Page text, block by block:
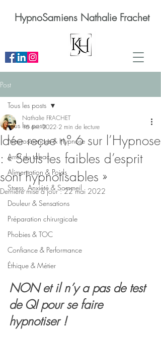
HypnoSamiens Nathalie Frachet
Post
Tous les posts
Neurosciences & Hypnose
Arrêt du tabac
Alimentation & Poids
Stress, Anxiété & Sommeil
Douleur & Sensations
Préparation chirurgicale
Phobies & TOC
Confiance & Performance
Éthique & Métier
Tous les posts
Idée reçue n° 6 sur l’Hypnose
: « Seuls les faibles d’esprit
sont hypnotisables »
Nathalie FRACHET
16 avr. 2022 2 min de lecture
Dernière mise à jour :22 mai 2022
NON et il n’y a pas de test
de QI pour se faire
hypnotiser !